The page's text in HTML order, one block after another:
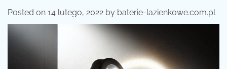
Posted on 14 lutego, 2022 by baterie-lazienkowe.com.pl